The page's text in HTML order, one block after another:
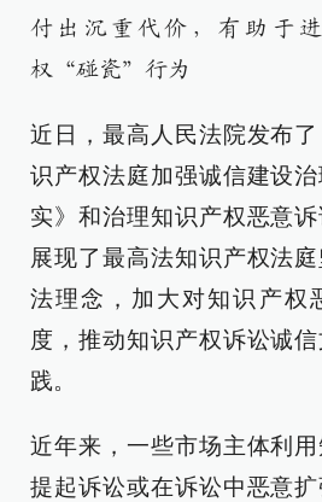
付出沉重代价，有助于
权“碰瓷”行为
近日，最高人民法院发布
识产权法庭加强诚信建设
实》和治理知识产权恶意
展现了最高法知识产权法
法理念，加大对知识产权
度，推动知识产权诉讼诚
践。
近年来，一些市场主体利
提起诉讼或在诉讼中恶意